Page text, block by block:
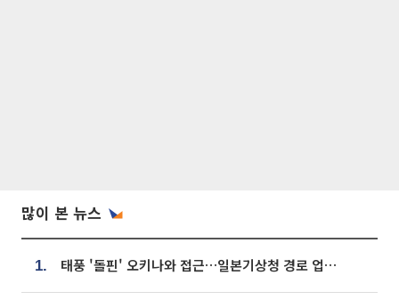
많이 본 뉴스
1. 태풍 '돌핀' 오키나와 접근…일본기상청 경로 업데이트